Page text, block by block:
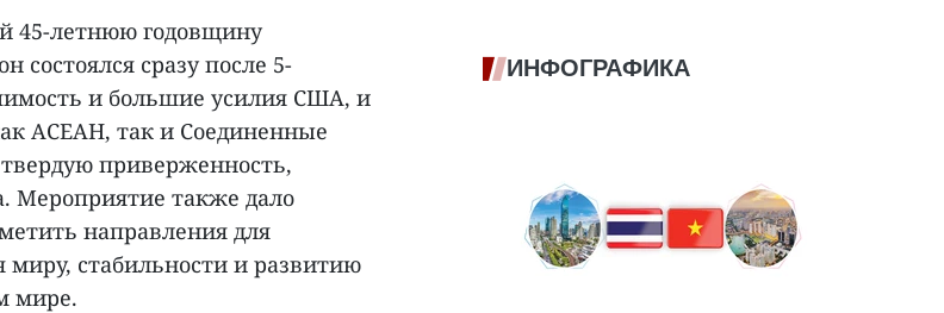
45-летнюю годовщину
сразу после 5-
и большие усилия США, и
АСЕАН, так и Соединенные
приверженность,
Мероприятие также дало
направления для
миру, стабильности и развитию
мире.
ИНФОГРАФИКА